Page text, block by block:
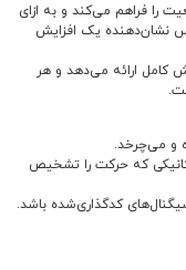
را فراهم می‌کند و به ازای
نشان‌دهنده یک افزایش
کامل ارائه می‌دهد و هر
و می‌چرخد.
که حرکت را تشخیص
کدگذاری‌شده باشد.